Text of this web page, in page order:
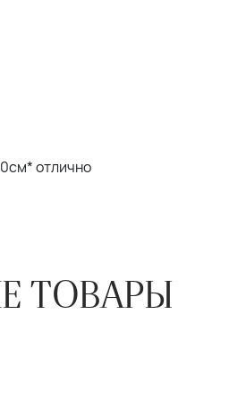
отлично
ТОВАРЫ